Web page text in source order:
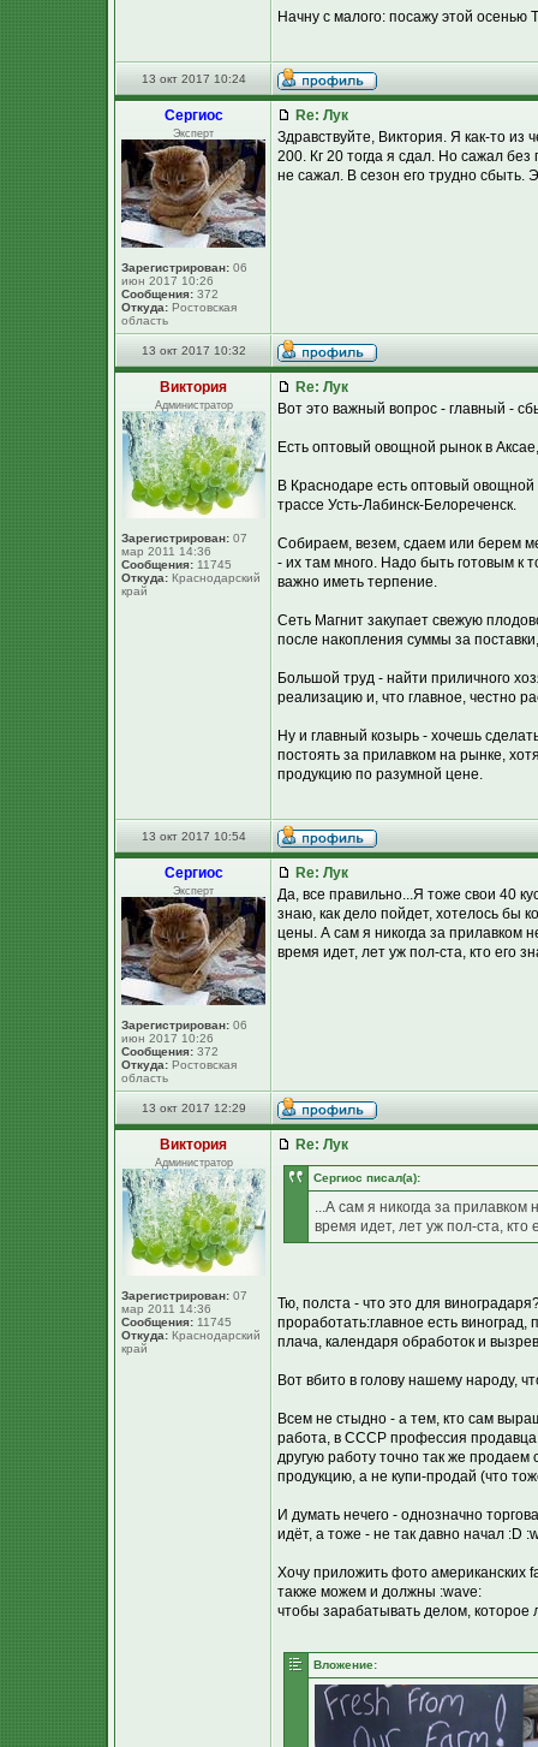
Начну с малого: посажу этой осенью
13 окт 2017 10:24
Сергиос
Эксперт
Зарегистрирован: 06
июн 2017 10:26
Сообщения: 372
Откуда: Ростовская
область
Re: Лук
Здравствуйте, Виктория. Я как-то из
200. Кг 20 тогда я сдал. Но сажал
не сажал. В сезон его трудно сбыть.
13 окт 2017 10:32
Виктория
Администратор
Зарегистрирован: 07
мар 2011 14:36
Сообщения: 11745
Откуда: Краснодарский
край
Re: Лук
Вот это важный вопрос - главный -
Есть оптовый овощной рынок в
В Краснодаре есть оптовый овощной
трассе Усть-Лабинск-Белореченск.
Собираем, везем, сдаем или берем
- их там много. Надо быть готовым к
важно иметь терпение.
Сеть Магнит закупает свежую
после накопления суммы за
Большой труд - найти приличного
реализацию и, что главное, честно
Ну и главный козырь - хочешь
постоять за прилавком на рынке,
продукцию по разумной цене.
13 окт 2017 10:54
Сергиос
Эксперт
Зарегистрирован: 06
июн 2017 10:26
Сообщения: 372
Откуда: Ростовская
область
Re: Лук
Да, все правильно...Я тоже свои 40
знаю, как дело пойдет, хотелось бы
цены. А сам я никогда за прилавком
время идет, лет уж пол-ста, кто его
13 окт 2017 12:29
Виктория
Администратор
Зарегистрирован: 07
мар 2011 14:36
Сообщения: 11745
Откуда: Краснодарский
край
Re: Лук
Сергиос писал(а):
...А сам я никогда за
время идет, лет уж пол-ста, кто
Тю, полста - что это для
проработать:главное есть виноград,
плача, календаря обработок и
Вот вбито в голову нашему народу,
Всем не стыдно - а тем, кто сам
работа, в СССР профессия продавца
другую работу точно так же продаем
продукцию, а не купи-продай (что
И думать нечего - однозначно
идёт, а тоже - не так давно начал :D
Хочу приложить фото американских
также можем и должны :wave:
чтобы зарабатывать делом, которое
Вложение: